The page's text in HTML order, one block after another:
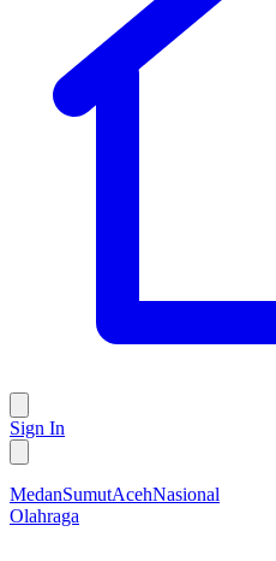
Sign In
MedanSumutAcehNasional
Olahraga